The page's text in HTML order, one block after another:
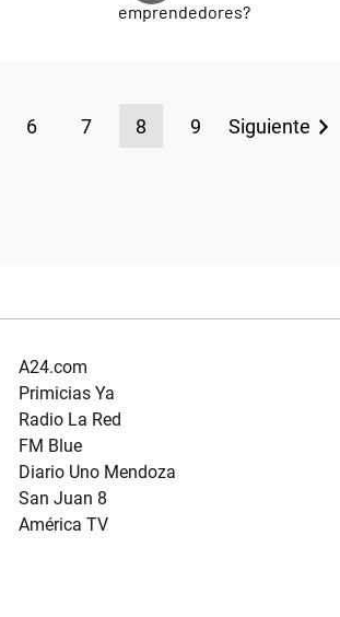
6 7 8 9 Siguiente
A24.com
Primicias Ya
Radio La Red
FM Blue
Diario Uno Mendoza
San Juan 8
América TV